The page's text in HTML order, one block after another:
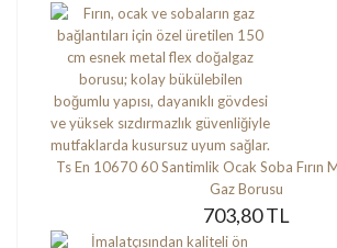
Ts En 10670 60 Santimlik Ocak Soba Fırın
Gaz Borusu
703,80 TL